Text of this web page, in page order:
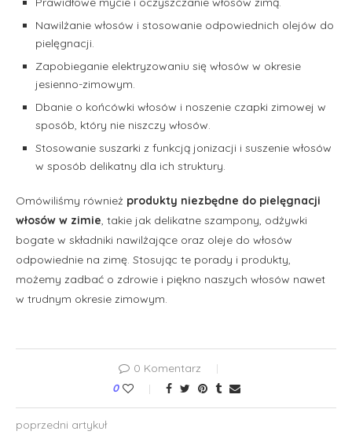
Nawilżanie włosów i stosowanie odpowiednich olejów do
pielęgnacji.
Zapobieganie elektryzowaniu się włosów w okresie
jesienno-zimowym.
Dbanie o końcówki włosów i noszenie czapki zimowej w
sposób, który nie niszczy włosów.
Stosowanie suszarki z funkcją jonizacji i suszenie włosów
w sposób delikatny dla ich struktury.
Omówiliśmy również produkty niezbędne do pielęgnacji
włosów w zimie, takie jak delikatne szampony, odżywki
bogate w składniki nawilżające oraz oleje do włosów
odpowiednie na zimę. Stosując te porady i produkty,
możemy zadbać o zdrowie i piękno naszych włosów nawet
w trudnym okresie zimowym.
0 Komentarz
0
poprzedni artykuł